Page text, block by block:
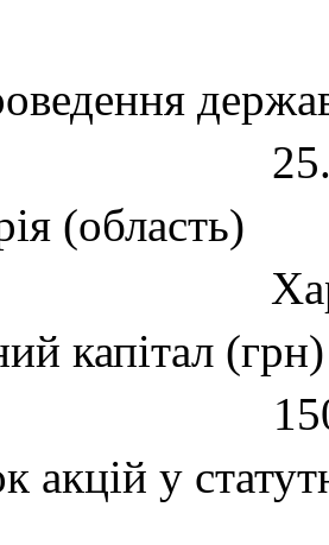
(область)
капітал (грн)
акцій у